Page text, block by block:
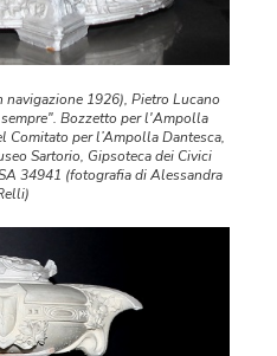
1926), Pietro Lucano
Bozzetto per l'Ampolla
Comitato per l’Ampolla Dantesca,
Sartorio, Gipsoteca dei Civici
34941 (fotografia di Alessandra